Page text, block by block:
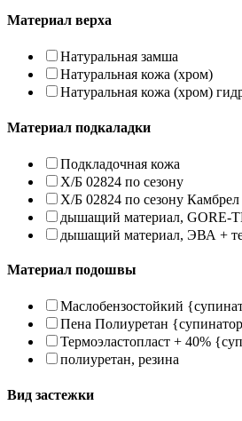
Материал верха
Натуральная замша
Натуральная кожа (хром)
Натуральная кожа (хром)
Материал подкаладки
Подкладочная кожа
Х/Б 02824 по сезону
Х/Б 02824 по сезону Камбрел
дышащий материал, GORE-
дышащий материал, ЭВА +
Материал подошвы
Маслобензостойкий
Пена Полиуретан
Термоэластопласт + 40%
полиуретан, резина
Вид застежки